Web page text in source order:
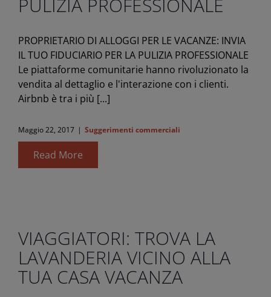
PULIZIA PROFESSIONALE
PROPRIETARIO DI ALLOGGI PER LE VACANZE: INVIA
IL TUO FIDUCIARIO PER LA PULIZIA PROFESSIONALE
Le piattaforme comunitarie hanno rivoluzionato la
vendita al dettaglio e l'interazione con i clienti.
Airbnb è tra i più [...]
Maggio 22, 2017 | Suggerimenti commerciali
Read More
VIAGGIATORI: TROVA LA
LAVANDERIA VICINO ALLA
TUA CASA VACANZA